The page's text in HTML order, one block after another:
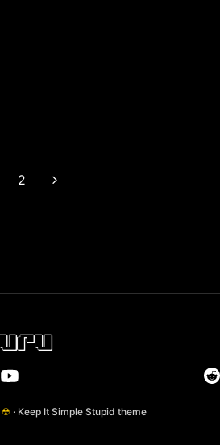
2
☢ · Keep It Simple Stupid theme